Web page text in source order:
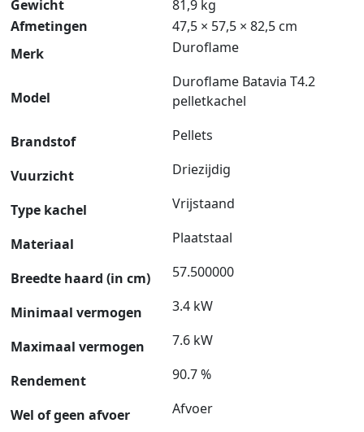
Gewicht
81,9 kg
Afmetingen
47,5 × 57,5 × 82,5 cm
Merk
Duroflame
Model
Duroflame Batavia T4.2
pelletkachel
Brandstof Pellets
Vuurzicht Driezijdig
Type kachel Vrijstaand
Materiaal Plaatstaal
Breedte haard (in cm) 57.500000
Minimaal vermogen 3.4 kW
Maximaal vermogen 7.6 kW
Rendement 90.7 %
Wel of geen afvoer
Afvoer